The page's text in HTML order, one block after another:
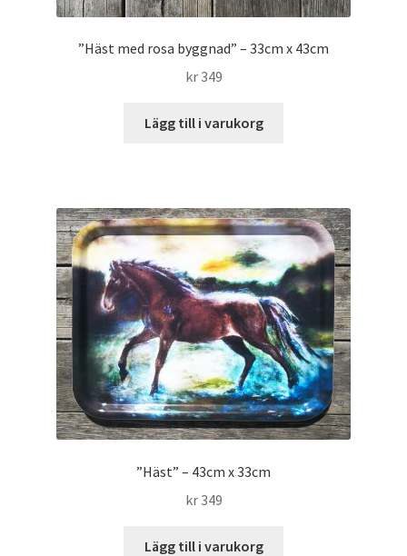
”Häst med rosa byggnad” – 33cm x 43cm
kr349
Lägg till i varukorg
”Häst” – 43cm x 33cm
kr349
Lägg till i varukorg